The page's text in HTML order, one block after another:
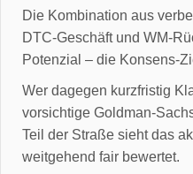
Die Kombination aus
DTC-Geschäft und WM-
Potenzial – die Konsens-
Wer dagegen kurzfristig
vorsichtige Goldman-
Teil der Straße sieht das
weitgehend fair bewertet.